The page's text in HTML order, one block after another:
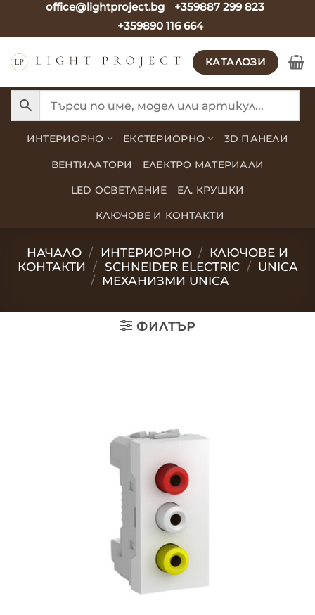
office@lightproject.bg
+359887 299 823
+359890 116 664
КАТАЛОЗИ
ИНТЕРИОРНО ЕКСТЕРИОРНО 3D ПАНЕЛИ
ВЕНТИЛАТОРИ ЕЛЕКТРО МАТЕРИАЛИ
LED ОСВЕТЛЕНИЕ ЕЛ. КРУШКИ
КЛЮЧОВЕ И КОНТАКТИ
НАЧАЛО / ИНТЕРИОРНО / КЛЮЧОВЕ И
КОНТАКТИ / SCHNEIDER ELECTRIC / UNICA
/ МЕХАНИЗМИ UNICA
ФИЛТЪР